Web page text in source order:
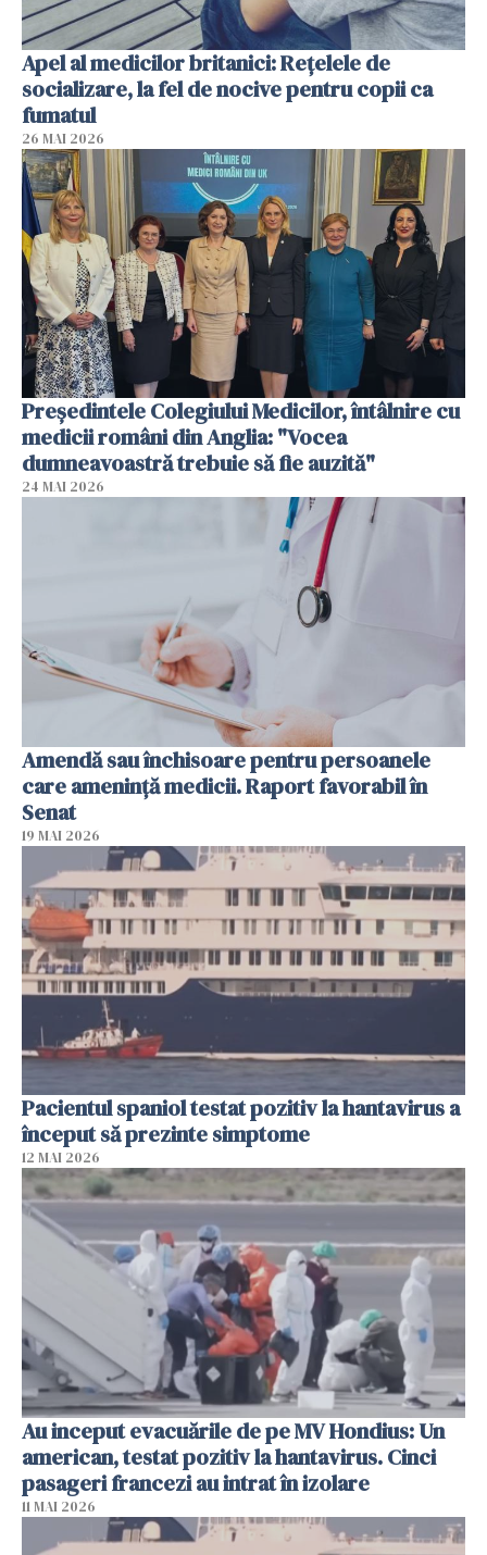
Apel al medicilor britanici: Reţelele de
socializare, la fel de nocive pentru copii ca
fumatul
26 MAI 2026
Președintele Colegiului Medicilor, întâlnire cu
medicii români din Anglia: "Vocea
dumneavoastră trebuie să fie auzită"
24 MAI 2026
Amendă sau închisoare pentru persoanele
care ameninţă medicii. Raport favorabil în
Senat
19 MAI 2026
Pacientul spaniol testat pozitiv la hantavirus a
început să prezinte simptome
12 MAI 2026
Au inceput evacuările de pe MV Hondius: Un
american, testat pozitiv la hantavirus. Cinci
pasageri francezi au intrat în izolare
11 MAI 2026